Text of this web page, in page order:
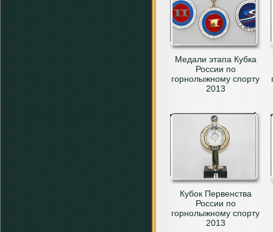
Медали этапа Кубка
России по
горнолыжному спорту
2013
Кубок Первенства
России по
горнолыжному спорту
2013